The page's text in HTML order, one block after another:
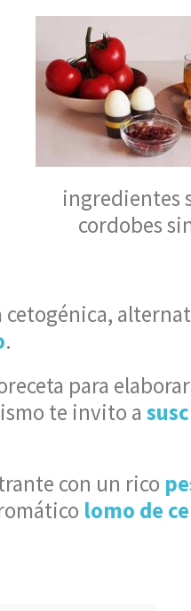
ingredientes
cordobes
cetogénica,
.
para elaborar
te invito a
con un rico
lomo de